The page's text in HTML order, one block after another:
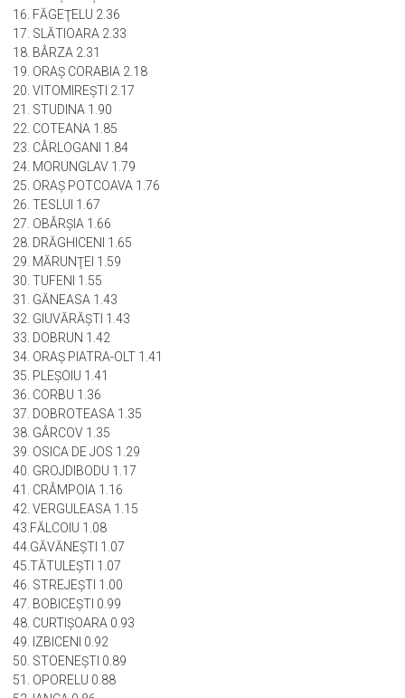
14. MUNICIPIUL CARACAL 2.61
15. ORAŞ BALŞ 2.58
16. FĂGEŢELU 2.36
17. SLĂTIOARA 2.33
18. BÂRZA 2.31
19. ORAŞ CORABIA 2.18
20. VITOMIREŞTI 2.17
21. STUDINA 1.90
22. COTEANA 1.85
23. CÂRLOGANI 1.84
24. MORUNGLAV 1.79
25. ORAŞ POTCOAVA 1.76
26. TESLUI 1.67
27. OBÂRŞIA 1.66
28. DRĂGHICENI 1.65
29. MĂRUNŢEI 1.59
30. TUFENI 1.55
31. GĂNEASA 1.43
32. GIUVĂRĂŞTI 1.43
33. DOBRUN 1.42
34. ORAŞ PIATRA-OLT 1.41
35. PLEŞOIU 1.41
36. CORBU 1.36
37. DOBROTEASA 1.35
38. GÂRCOV 1.35
39. OSICA DE JOS 1.29
40. GROJDIBODU 1.17
41. CRÂMPOIA 1.16
42. VERGULEASA 1.15
43.FĂLCOIU 1.08
44.GĂVĂNEŞTI 1.07
45.TĂTULEŞTI 1.07
46. STREJEŞTI 1.00
47. BOBICEŞTI 0.99
48. CURTIŞOARA 0.93
49. IZBICENI 0.92